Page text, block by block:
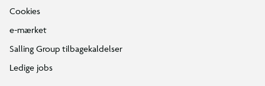
Cookies
e-mærket
Salling Group tilbagekaldelser
Ledige jobs